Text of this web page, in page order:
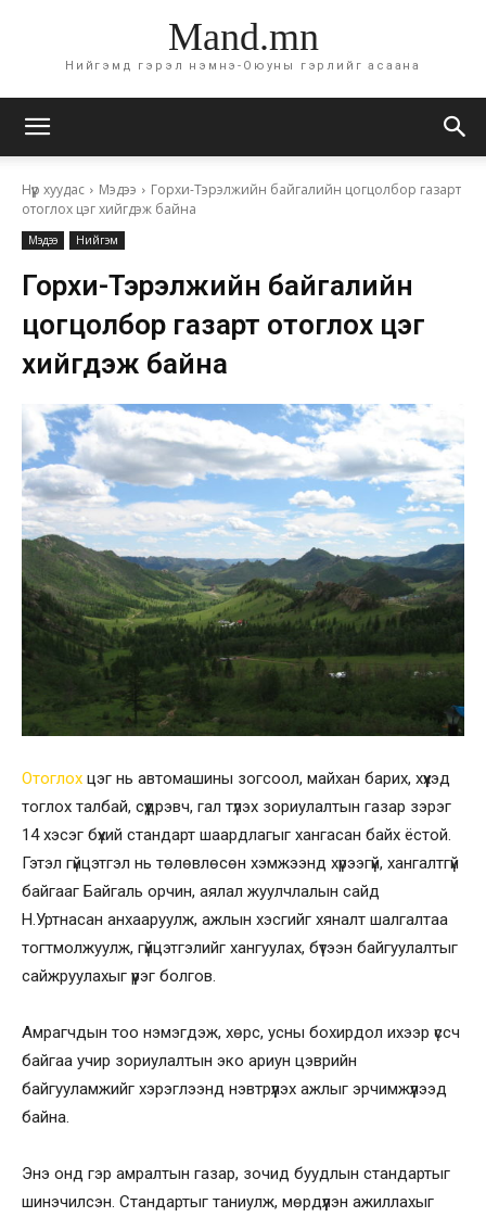
Mand.mn
Нийгэмд гэрэл нэмнэ-Оюуны гэрлийг асаана
Нүүр хуудас Мэдээ
Горхи-Тэрэлжийн байгалийн цогцолбор газарт
отоглох цэг хийгдэж байна
Мэдээ Нийгэм
Горхи-Тэрэлжийн байгалийн
цогцолбор газарт отоглох цэг
хийгдэж байна
Отоглох цэг нь автомашины зогсоол, майхан барих, хүүхэд
тоглох талбай, сүүдрэвч, гал түлэх зориулалтын газар зэрэг
14 хэсэг бүхий стандарт шаардлагыг хангасан байх ёстой.
Гэтэл гүйцэтгэл нь төлөвлөсөн хэмжээнд хүрээгүй, хангалтгүй
байгааг Байгаль орчин, аялал жуулчлалын сайд
Н.Уртнасан анхааруулж, ажлын хэсгийг хяналт шалгалтаа
тогтмолжуулж, гүйцэтгэлийг хангуулах, бүтээн байгуулалтыг
сайжруулахыг үүрэг болгов.
Амрагчдын тоо нэмэгдэж, хөрс, усны бохирдол ихээр үссч
байгаа учир зориулалтын эко ариун цэврийн
байгууламжийг хэрэглээнд нэвтрүүлэх ажлыг эрчимжүүлээд
байна.
Энэ онд гэр амралтын газар, зочид буудлын стандартыг
шинэчилсэн. Стандартыг таниулж, мөрдүүлэн ажиллахыг